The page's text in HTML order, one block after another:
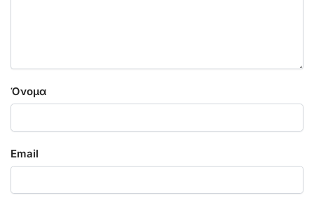
Όνομα
Email